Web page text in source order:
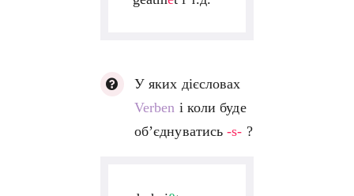
У яких дієсловах
Verben і коли буде
об’єднуватись-s- ?